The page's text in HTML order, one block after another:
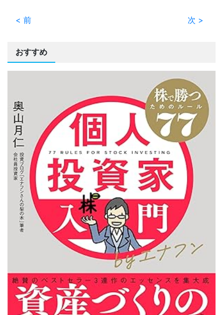
< 前 次 >
おすすめ